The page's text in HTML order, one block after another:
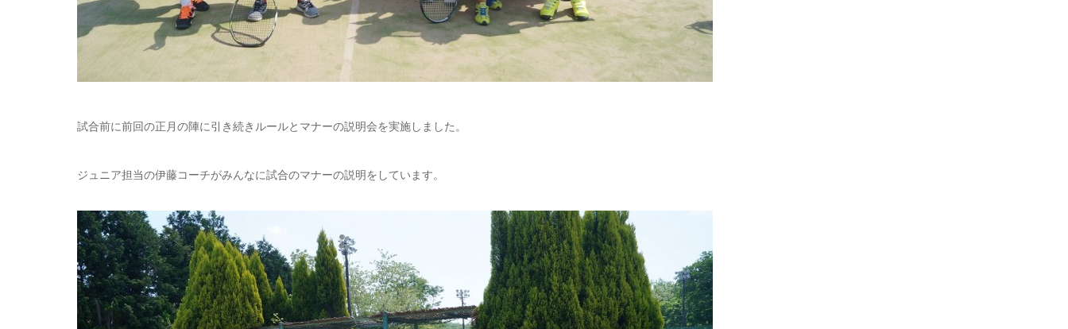
試合前に前回の正月の陣に引き続きルールとマナーの説明会を実施しました。
ジュニア担当の伊藤コーチがみんなに試合のマナーの説明をしています。